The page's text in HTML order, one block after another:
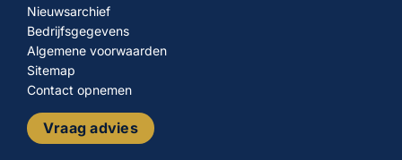
Nieuwsarchief
Bedrijfsgegevens
Algemene voorwaarden
Sitemap
Contact opnemen
Vraag advies